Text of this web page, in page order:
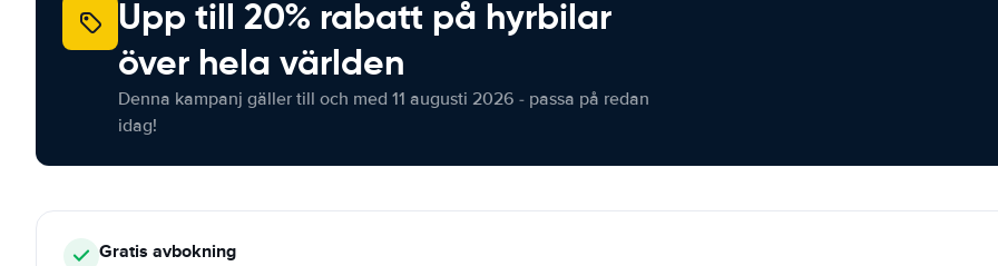
Upp till 20% rabatt på hyrbilar
över hela världen
Denna kampanj gäller till och med 11 augusti 2026 - passa på redan
idag!
Gratis avbokning